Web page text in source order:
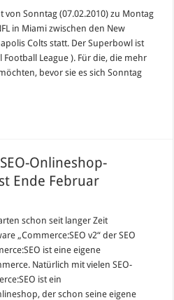
Sonntag (07.02.2010) zu Montag
in Miami zwischen den New
Colts statt. Der Superbowl ist
Football League ). Für die, die mehr
bevor sie es sich Sonntag
Onlineshop-
Ende Februar
schon seit langer Zeit
„Commerce:SEO v2“ der SEO
ist eine eigene
Natürlich mit vielen SEO-
ist ein
der schon seine eigene